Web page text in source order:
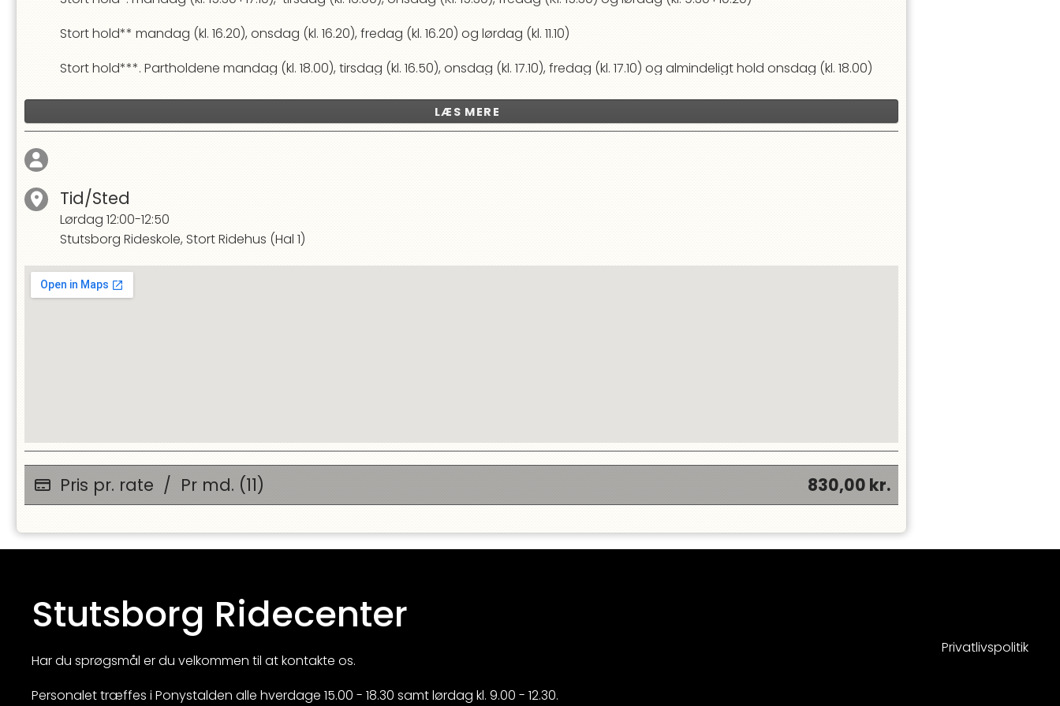
Stort hold** mandag (kl. 16.20), onsdag (kl. 16.20), fredag (kl. 16.20) og lørdag (kl. 11.10)
Stort hold***. Partholdene mandag (kl. 18.00), tirsdag (kl. 16.50), onsdag (kl. 17.10), fredag (kl. 17.10) og almindeligt hold onsdag (kl. 18.00)
På Stort hold skal man kunne styre ponyer og heste rundt selvstændigt, man rider ikke på række. Der galoperes sammen. Man springer
en lille bane.
LÆS MERE
Tid/Sted
Lørdag 12:00-12:50
Stutsborg Rideskole, Stort Ridehus (Hal 1)
Pris pr. rate / Pr md. (11) 830,00 kr.
Stutsborg Ridecenter
Har du sprøgsmål er du velkommen til at kontakte os.
Personalet træffes i Ponystalden alle hverdage 15.00 - 18.30 samt lørdag kl. 9.00 - 12.30.
Privatlivspolitik